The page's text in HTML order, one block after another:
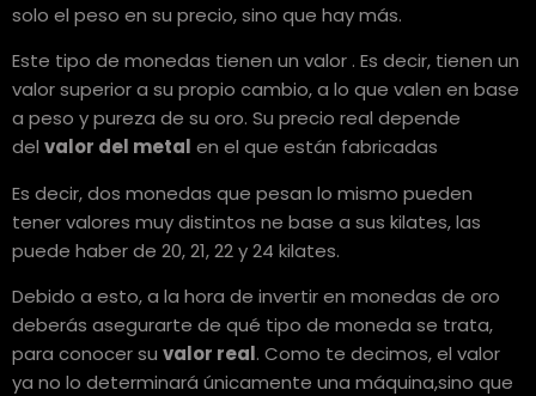
solo el peso en su precio, sino que hay más.
Este tipo de monedas tienen un valor . Es decir, tienen un
valor superior a su propio cambio, a lo que valen en base
a peso y pureza de su oro. Su precio real depende
del valor del metal en el que están fabricadas
Es decir, dos monedas que pesan lo mismo pueden
tener valores muy distintos ne base a sus kilates, las
puede haber de 20, 21, 22 y 24 kilates.
Debido a esto, a la hora de invertir en monedas de oro
deberás asegurarte de qué tipo de moneda se trata,
para conocer su valor real. Como te decimos, el valor
ya no lo determinará únicamente una máquina,sino que